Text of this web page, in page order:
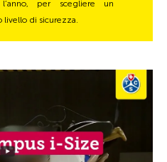
per scegliere un
livello di sicurezza.